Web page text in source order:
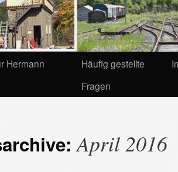
Hermann
Häufig gestellte
Fragen
April 2016